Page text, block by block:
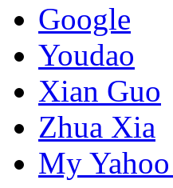
Google
Youdao
Xian Guo
Zhua Xia
My